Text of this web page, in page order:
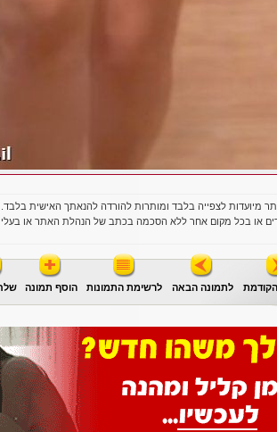
מיועדות לצפייה בלבד ומותרות להורדה להנאתך האישית
או בכל מקום אחר ללא הסכמה בכתב של הנהלת האתר או בעלי
לתמונה הבאה לרשימת התמונות הוסף תמונה